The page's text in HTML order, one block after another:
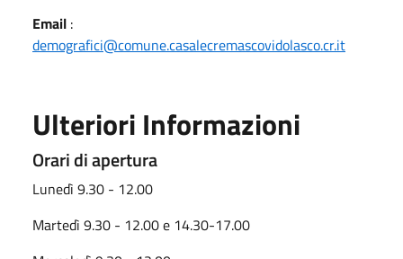
Email :
demografici@comune.casalecremascovidolasco.cr.it
Ulteriori Informazioni
Orari di apertura
Lunedì 9.30 - 12.00
Martedì 9.30 - 12.00 e 14.30-17.00